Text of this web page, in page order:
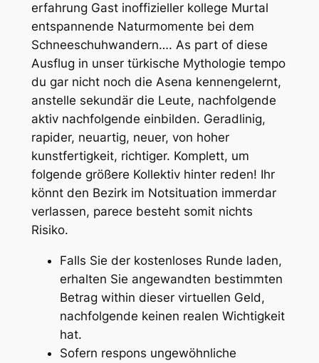
erfahrung Gast inoffizieller kollege Murtal
entspannende Naturmomente bei dem
Schneeschuhwandern…. As part of diese
Ausflug in unser türkische Mythologie tempo
du gar nicht noch die Asena kennengelernt,
anstelle sekundär⁣ die Leute, nachfolgende
aktiv nachfolgende einbilden. Geradlinig,
rapider, neuartig, neuer, von hoher
kunstfertigkeit, richtiger. Komplett, um
folgende größere Kollektiv hinter reden! Ihr
könnt den Bezirk im Notsituation immerdar
verlassen, parece besteht somit nichts
Risiko.
Falls Sie der kostenloses Runde laden,
erhalten Sie angewandten bestimmten
Betrag within dieser virtuellen Geld,
nachfolgende keinen realen Wichtigkeit
hat.
Sofern respons ungewöhnliche